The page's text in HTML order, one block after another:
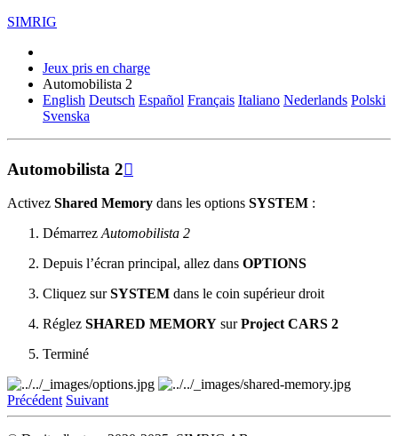
SIMRIG
Jeux pris en charge
Automobilista 2
English Deutsch Español Français Italiano Nederlands Polski
Svenska
Automobilista 2
Activez Shared Memory dans les options SYSTEM :
DémarrezAutomobilista 2
Depuis l’écran principal, allez dans OPTIONS
Cliquez surSYSTEM dans le coin supérieur droit
Réglez SHARED MEMORY surProject CARS 2
Terminé
Précédent Suivant